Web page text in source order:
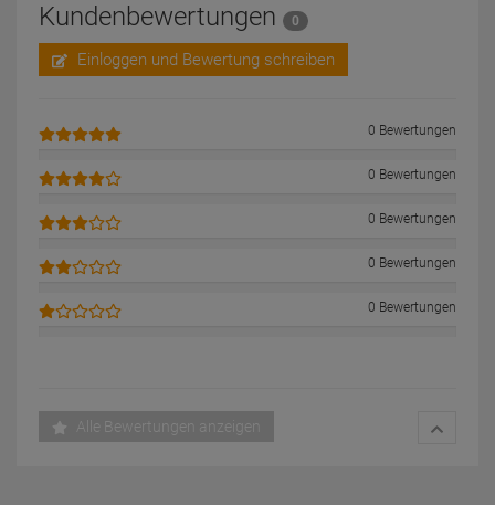
Kundenbewertungen 0
Einloggen und Bewertung schreiben
0 Bewertungen
0 Bewertungen
0 Bewertungen
0 Bewertungen
0 Bewertungen
Alle Bewertungen anzeigen